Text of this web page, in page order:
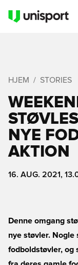
HJEM STORIES
NYE
AKTION
16. AUG. 2021,
Denne omgang
nye støvler.
fodboldstøvler, og